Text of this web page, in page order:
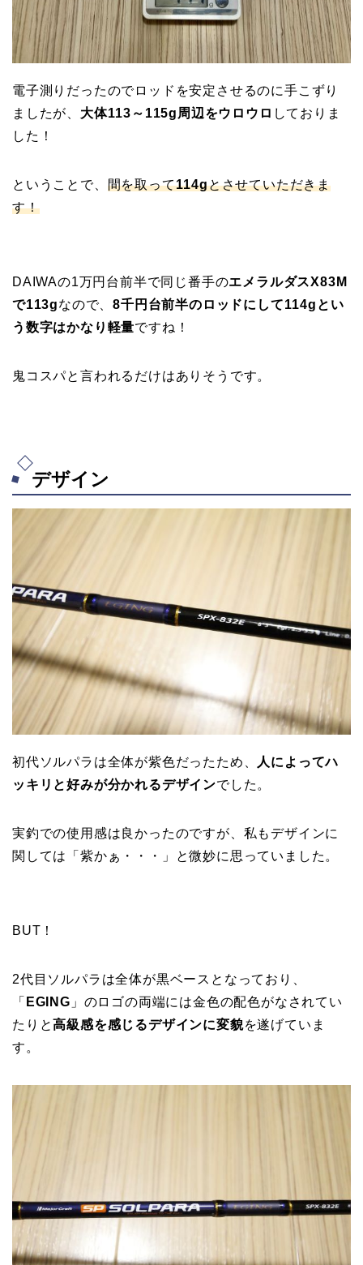
電子測りだったのでロッドを安定させるのに手こずり
ましたが、 大体113～115g周辺をウロウロ しておりま
した！
ということで、 間を取って114gとさせていただきま
す！
DAIWAの1万円台前半で同じ番手のエメラルダスX83M
で113gなので、8千円台前半のロッドにして114gとい
う数字はかなり軽量ですね！
鬼コスパと言われるだけはありそうです。
デザイン
初代ソルパラは全体が紫色だったため、
人によってハ
ッキリと好みが分かれるデザインでした。
実釣での使用感は良かったのですが、私もデザインに
関しては「紫かぁ・・・」と微妙に思っていました。
BUT！
2代目ソルパラは全体が黒ベースとなっており、
「 EGING 」のロゴの両端には金色の配色がなされてい
たりと高級感を感じるデザインに変貌を遂げていま
す。